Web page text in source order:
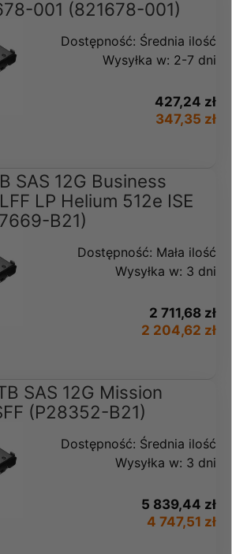
001 (821678-001)
Dostępność: Średnia ilość
Wysyłka w: 2-7 dni
427,24 zł
347,35 zł
SAS 12G Business
LP Helium 512e ISE
B21)
Dostępność: Mała ilość
Wysyłka w: 3 dni
2 711,68 zł
2 204,62 zł
SAS 12G Mission
(P28352-B21)
Dostępność: Średnia ilość
Wysyłka w: 3 dni
5 839,44 zł
4 747,51 zł